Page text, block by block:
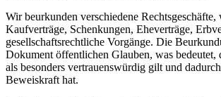
Wir beurkunden verschiedene Rechtsgeschäfte,
Kaufverträge, Schenkungen, Eheverträge,
gesellschaftsrechtliche Vorgänge. Die
Dokument öffentlichen Glauben, was bedeutet,
als besonders vertrauenswürdig gilt und
Beweiskraft hat.